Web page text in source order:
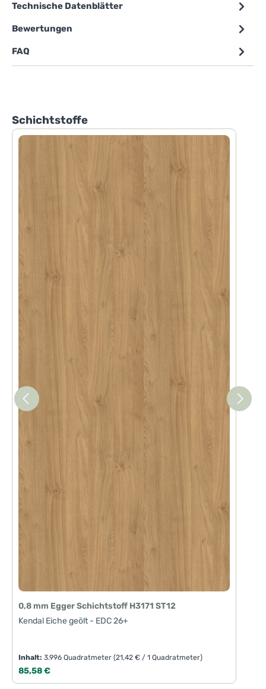
Technische Datenblätter
Bewertungen
FAQ
Produktgalerie überspringen
Schichtstoffe
0,8 mm Egger Schichtstoff H3171 ST12
Kendal Eiche geölt - EDC 26+
Inhalt:3.996 Quadratmeter(21,42 € / 1 Quadratmeter)
Regulärer Preis:
85,58 €